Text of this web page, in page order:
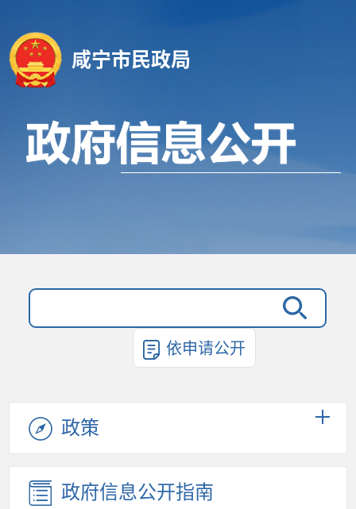
咸宁市民政局
依申请公开
政策
政府信息公开指南